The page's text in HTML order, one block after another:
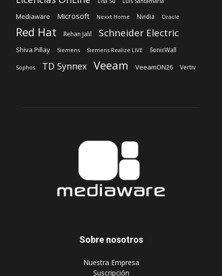
Mediaware Microsoft Nexxt Home Nvidia Oracle
Red Hat Rehan Jalil Schneider Electric
Shiva Pillay Siemens Siemens Realize LIVE SonicWall
Sophos TD Synnex Veeam VeeamON26 Vertiv
Sobre nosotros
‎Nuestra Empresa
‎Suscripción